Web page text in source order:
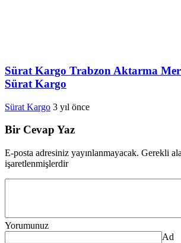
Sürat Kargo Trabzon Aktarma
Sürat Kargo
Sürat Kargo 3 yıl önce
Bir Cevap Yaz
E-posta adresiniz yayınlanmayacak. Gerekli
işaretlenmişlerdir
Yorumunuz
Ad